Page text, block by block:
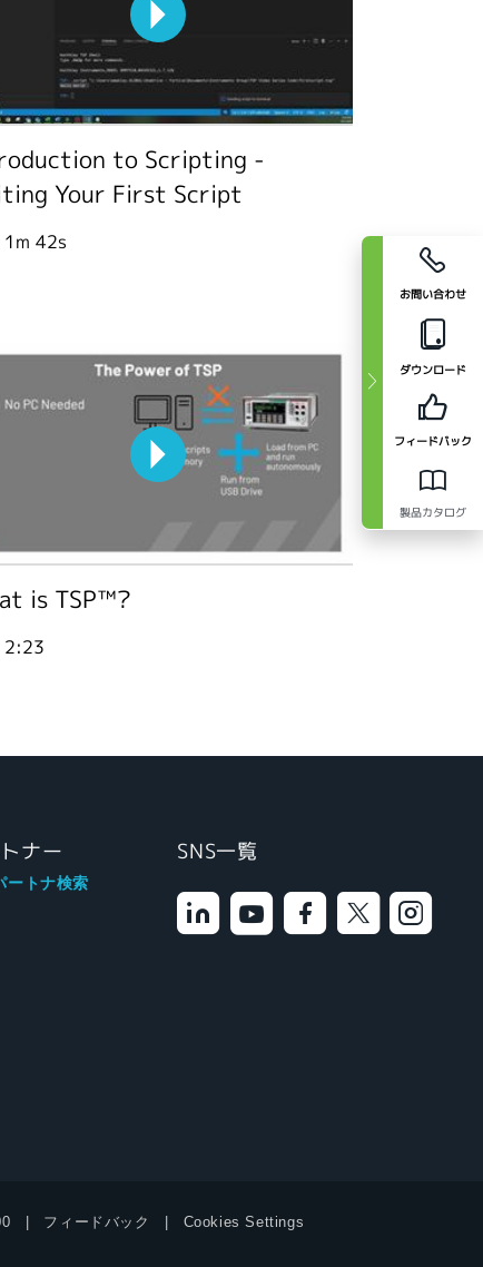
お問い合わせ
ダウンロード
フィードバック
製品カタログ
to Scripting -
Your First Script
1m 42s
is TSP™?
2:23
ナー
ートナ検索
SNS一覧
フィードバック Cookies Settings